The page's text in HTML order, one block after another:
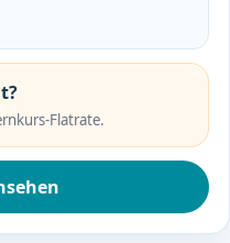
Flatrate.